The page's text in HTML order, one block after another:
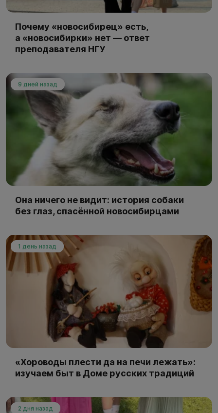
Почему «новосибирец» есть,
а «новосибирки» нет — ответ
преподавателя НГУ
9 дней назад
Она ничего не видит: история собаки
без глаз, спасённой новосибирцами
1 день назад
«Хороводы плести да на печи лежать»:
изучаем быт в Доме русских традиций
2 дня назад